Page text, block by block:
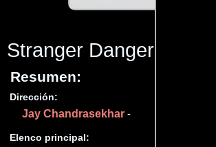
Stranger Danger
Resumen:
Dirección:
Jay Chandrasekhar -
Elenco principal: